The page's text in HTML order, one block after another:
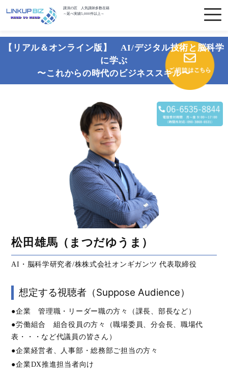
講演の匠 人気講師多数在籍
～延べ実績5,000件以上～
【リアル＆オンライン版】 AI/デジタル技術と脳科学
に学ぶ
〜これからの時代のビジネススキル〜
松田雄馬（まつだゆうま）
AI・脳科学研究者/株株式会社オンギガンツ 代表取締役
想定する視聴者（Suppose Audience）
●企業 管理職・リーダー職の方々（課長、部長など）
●労働組合 組合役員の方々（職場委員、分会長、職場代
表・・・など代議員の皆さん）
●企業経営者、人事部・総務部ご担当の方々
●企業DX推進担当者向け